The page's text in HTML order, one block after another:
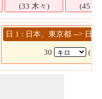
(33 木々)
(45 木
日 1 : 日本、東京都 --> 日
30 (